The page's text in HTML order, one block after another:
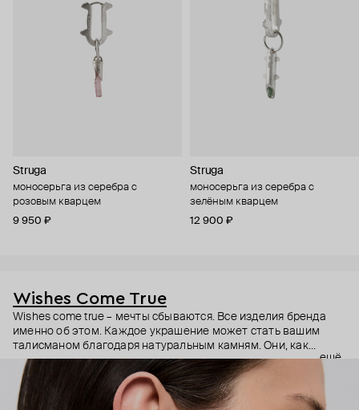
Struga
моносерьга из серебра с
розовым кварцем
9 950 ₽
Struga
моносерьга из серебра с
зелёным кварцем
12 900 ₽
Wishes Come True
Wishes come true – мечты сбываются. Все изделия бренда
именно об этом. Каждое украшение может стать вашим
талисманом благодаря натуральным камням. Они, как
известно, обладают очень сильной энергетикой и
различными свойствами – ваши желания рискуют сбыться.
Дизайнер Анастасия Тарасова мечтала о своём бренде
украшений, и её мечта сбылась.
ещё